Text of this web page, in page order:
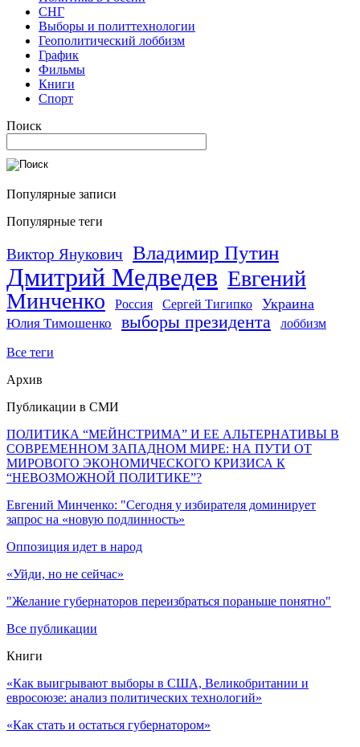
СНГ
Выборы и политтехнологии
Геополитический лоббизм
График
Фильмы
Книги
Спорт
Поиск
Популярные записи
Популярные теги
Виктор Янукович Владимир Путин
Дмитрий Медведев Евгений
Минченко
Россия Сергей Тигипко Украина
Юлия Тимошенко выборы президента лоббизм
Все теги
Архив
Публикации в СМИ
ПОЛИТИКА “МЕЙНСТРИМА” И ЕЕ АЛЬТЕРНАТИВЫ В
СОВРЕМЕННОМ ЗАПАДНОМ МИРЕ: НА ПУТИ ОТ
МИРОВОГО ЭКОНОМИЧЕСКОГО КРИЗИСА К
“НЕВОЗМОЖНОЙ ПОЛИТИКЕ”?
Евгений Минченко: "Сегодня у избирателя доминирует
запрос на «новую подлинность»
Оппозиция идет в народ
«Уйди, но не сейчас»
"Желание губернаторов переизбраться пораньше понятно"
Все публикации
Книги
«Как выигрывают выборы в США, Великобритании и
евросоюзе: анализ политических технологий»
«Как стать и остаться губернатором»